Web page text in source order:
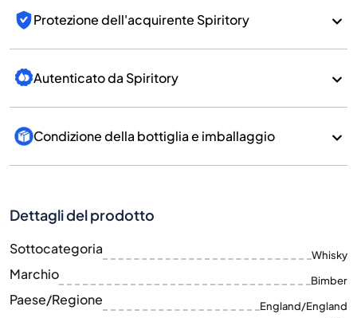
Protezione dell'acquirente Spiritory
Autenticato da Spiritory
Condizione della bottiglia e imballaggio
Dettagli del prodotto
Sottocategoria Whisky
Marchio Bimber
Paese/Regione England/England